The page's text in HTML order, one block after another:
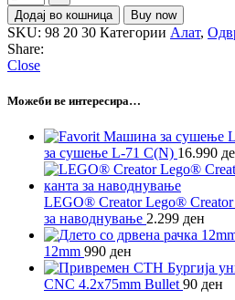
Додај во кошница Buy now
SKU: 98 20 30 Категории Алат,
Share:
Close
Можеби ве интересира…
за сушење L-71 C(N) 16.990
LEGO® Creator Lego®
за наводнување 2.299 ден
12mm 990 ден
СТН Бургија
CNC 4.2x75mm Bullet 90 ден